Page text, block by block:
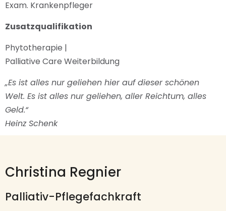
Exam. Krankenpfleger
Zusatzqualifikation
Phytotherapie |
Palliative Care Weiterbildung
„Es ist alles nur geliehen hier auf dieser schönen
Welt. Es ist alles nur geliehen, aller Reichtum, alles
Geld.“
Heinz Schenk
Christina Regnier
Palliativ-Pflegefachkraft